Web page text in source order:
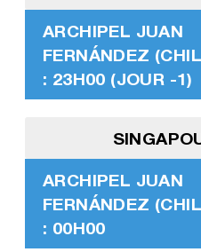
ARCHIPEL JUAN
FERNÁNDEZ
: 23H00 (JOUR -1)
ARCHIPEL JUAN
FERNÁNDEZ
: 00H00